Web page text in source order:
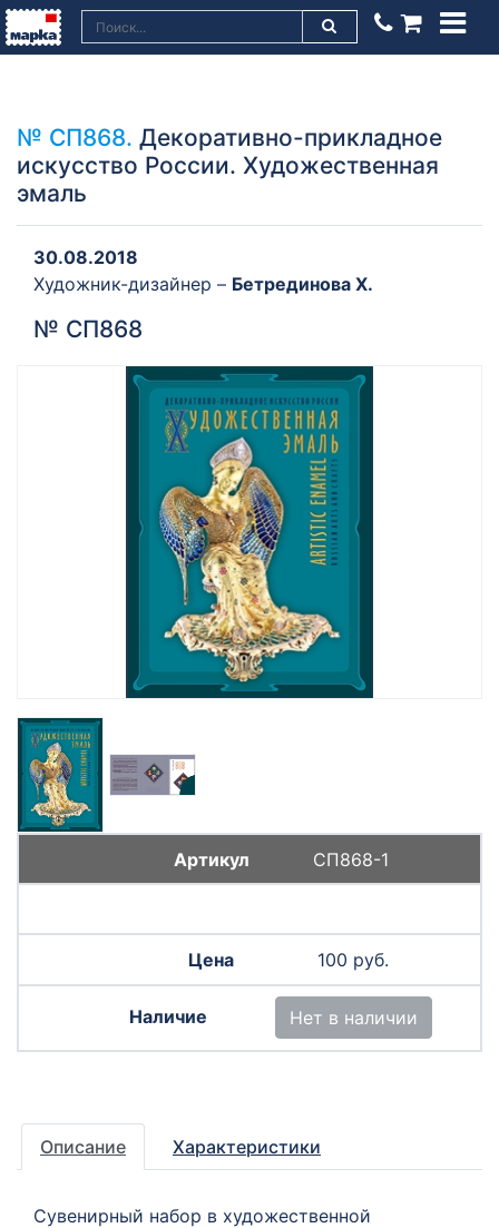
№ СП868. Декоративно-прикладное
искусство России. Художественная
эмаль
30.08.2018
Художник-дизайнер – Бетрединова Х.
№ СП868
СП868-1
100 руб.
Нет в наличии
Описание Характеристики
Сувенирный набор в художественной